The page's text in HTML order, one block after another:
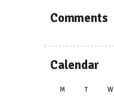
Comments
Calendar
M T W